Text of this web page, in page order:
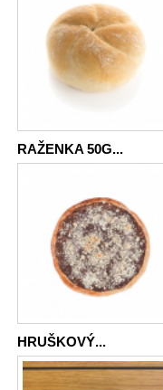
RAŽENKA 50G...
HRUŠKOVÝ...